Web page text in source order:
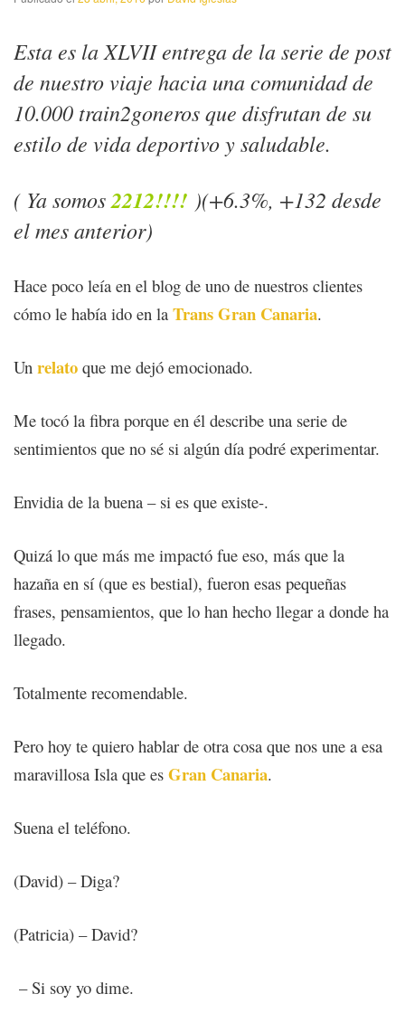
Esta es la XLVII entrega de la serie de post
de nuestro viaje hacia una comunidad de
10.000 train2goneros que disfrutan de su
estilo de vida deportivo y saludable.
( Ya somos2212!!!! )(+6.3%, +132 desde
el mes anterior)
Hace poco leía en el blog de uno de nuestros clientes
cómo le había ido en la Trans Gran Canaria.
Un relato que me dejó emocionado.
Me tocó la fibra porque en él describe una serie de
sentimientos que no sé si algún día podré experimentar.
Envidia de la buena – si es que existe-.
Quizá lo que más me impactó fue eso, más que la
hazaña en sí (que es bestial), fueron esas pequeñas
frases, pensamientos, que lo han hecho llegar a donde ha
llegado.
Totalmente recomendable.
Pero hoy te quiero hablar de otra cosa que nos une a esa
maravillosa Isla que es Gran Canaria.
Suena el teléfono.
(David) – Diga?
(Patricia) – David?
– Si soy yo dime.